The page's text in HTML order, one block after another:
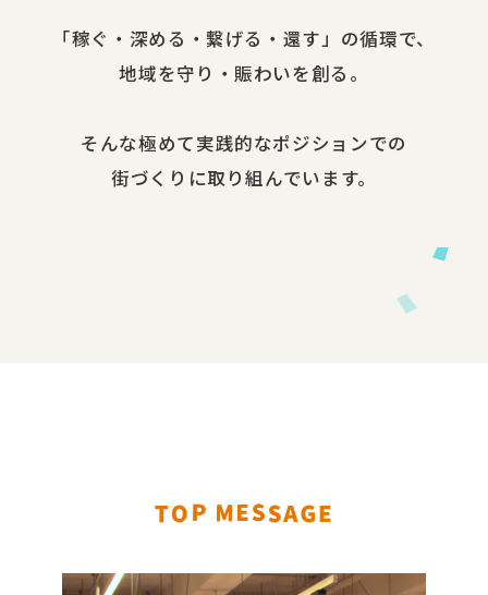
​「稼ぐ・​深める​・繋げる・還す」の​循環で、​
地域を​守り・​賑わいを​創る。
​そんな​極めて​実践的な​ポジションでの​
街づくりに​取り組んでいます。​